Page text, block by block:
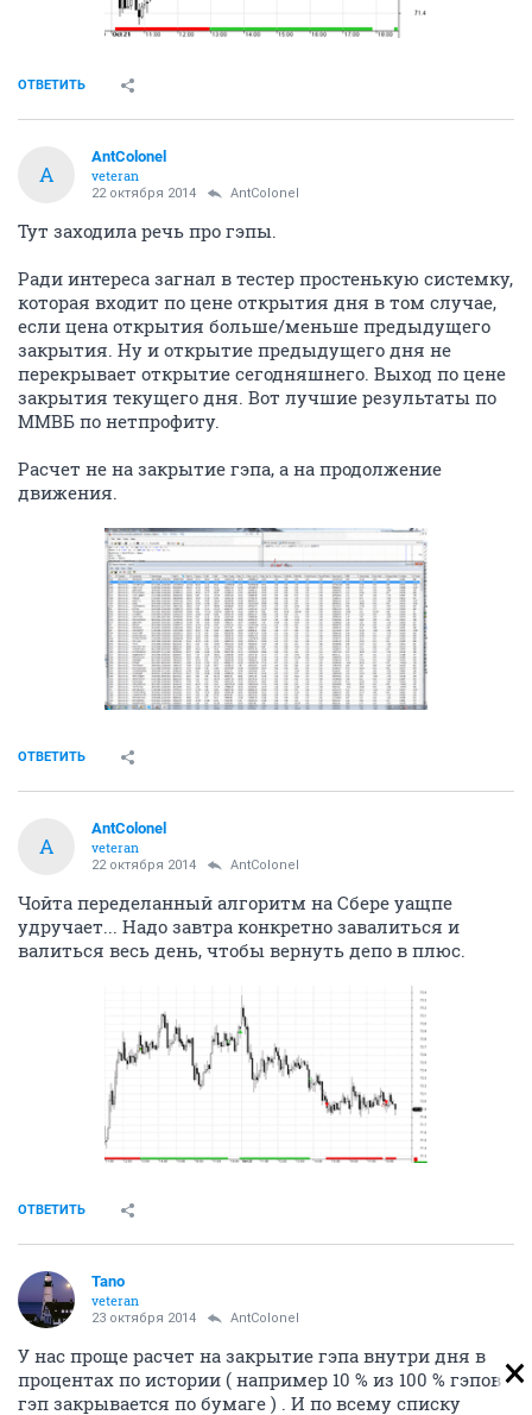
ОТВЕТИТЬ
A
AntColonel
veteran
22 октября 2014 AntColonel
Тут заходила речь про гэпы.
Ради интереса загнал в тестер простенькую системку,
которая входит по цене открытия дня в том случае,
если цена открытия больше/меньше предыдущего
закрытия. Ну и открытие предыдущего дня не
перекрывает открытие сегодняшнего. Выход по цене
закрытия текущего дня. Вот лучшие результаты по
ММВБ по нетпрофиту.
Расчет не на закрытие гэпа, а на продолжение
движения.
ОТВЕТИТЬ
A
AntColonel
veteran
22 октября 2014 AntColonel
Чойта переделанный алгоритм на Сбере уащпе
удручает... Надо завтра конкретно завалиться и
валиться весь день, чтобы вернуть депо в плюс.
ОТВЕТИТЬ
Tano
veteran
23 октября 2014 AntColonel
У нас проще расчет на закрытие гэпа внутри дня в
процентах по истории ( например 10 % из 100 % гэпов
гэп закрывается по бумаге ) . И по всему списку